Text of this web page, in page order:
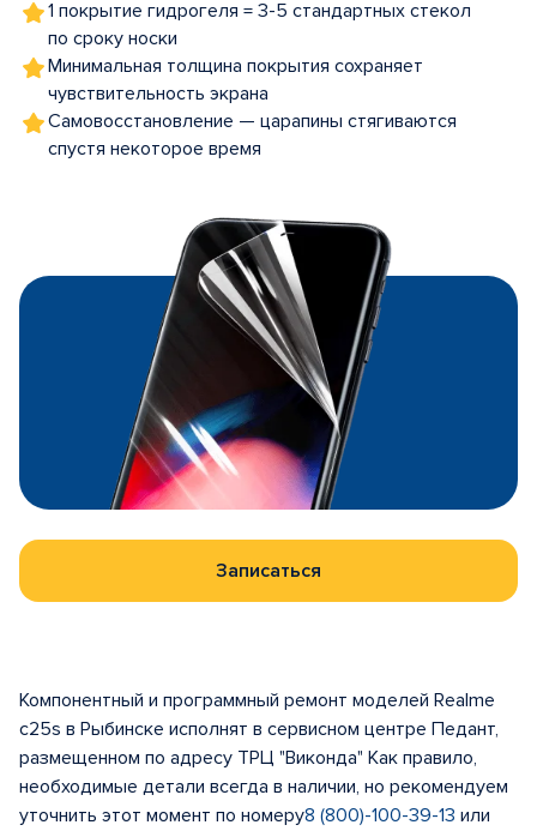
1 покрытие гидрогеля = 3-5 стандартных стекол
по сроку носки
Минимальная толщина покрытия сохраняет
чувствительность экрана
Самовосстановление — царапины стягиваются
спустя некоторое время
Записаться
Компонентный и программный ремонт моделей Realme
c25s в Рыбинске исполнят в сервисном центре Педант,
размещенном по адресу ТРЦ "Виконда" Как правило,
необходимые детали всегда в наличии, но рекомендуем
уточнить этот момент по номеру8 (800)-100-39-13 или